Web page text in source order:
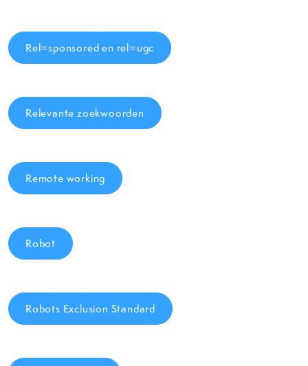
Rel=sponsored en rel=ugc
Relevante zoekwoorden
Remote working
Robot
Robots Exclusion Standard